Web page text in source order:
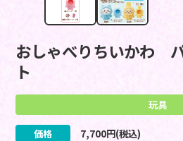
おしゃべりちいかわ
ト
玩具
価格 7,700円(税込)